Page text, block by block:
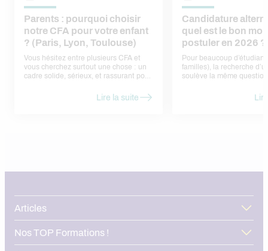
Parents : pourquoi choisir
notre CFA pour votre enfant
? (Paris, Lyon, Toulouse)
Vous hésitez entre plusieurs CFA et
vous cherchez surtout une chose : un
cadre solide, sérieux, et rassurant pour
questions/réponses — comme si nous
Lire la suite
Candidature
quel est le bon
postuler en 2026 ?
Pour beaucoup
familles), la recherche
soulève la même
ne pas trouver d’offres.
risque de passer à côté
Articles
Nos TOP Formations !